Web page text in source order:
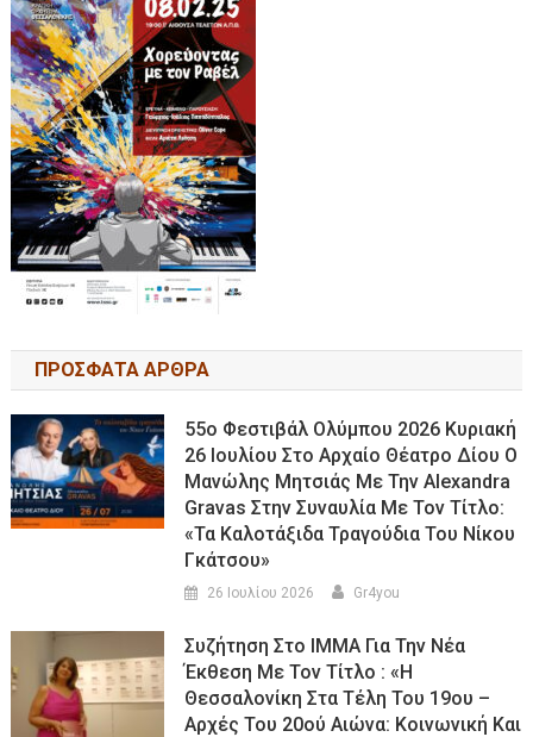
ΠΡΟΣΦΑΤΑ ΑΡΘΡΑ
55ο Φεστιβάλ Ολύμπου 2026 Κυριακή
26 Ιουλίου Στο Αρχαίο Θέατρο Δίου Ο
Μανώλης Μητσιάς Με Την Alexandra
Gravas Στην Συναυλία Με Τον Τίτλο:
«τα Καλοτάξιδα Τραγούδια Του Νίκου
Γκάτσου»
26 Ιουλίου 2026 Gr4you
Συζήτηση Στο ΙΜΜΑ Για Την Νέα
Έκθεση Με Τον Τίτλο : «Η
Θεσσαλονίκη Στα Τέλη Του 19ου –
Αρχές Του 20ού Αιώνα: Κοινωνική Και